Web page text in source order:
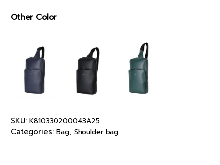
Other Color
SKU: K810330200043A25
Categories: Bag, Shoulder bag